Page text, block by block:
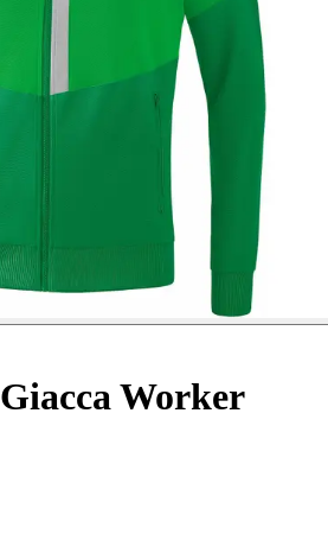
Giacca Worker